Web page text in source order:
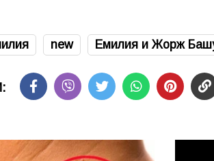
new Емилия и Жорж